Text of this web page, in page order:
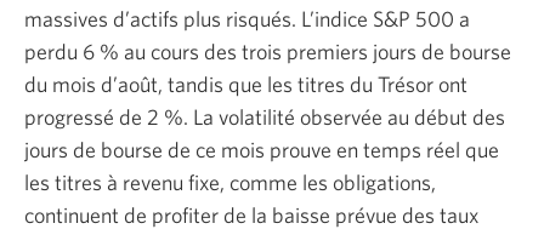
massives d’actifs plus risqués. L’indice S&P 500 a
perdu 6 % au cours des trois premiers jours de bourse
du mois d’août, tandis que les titres du Trésor ont
progressé de 2 %. La volatilité observée au début des
jours de bourse de ce mois prouve en temps réel que
les titres à revenu fixe, comme les obligations,
continuent de profiter de la baisse prévue des taux